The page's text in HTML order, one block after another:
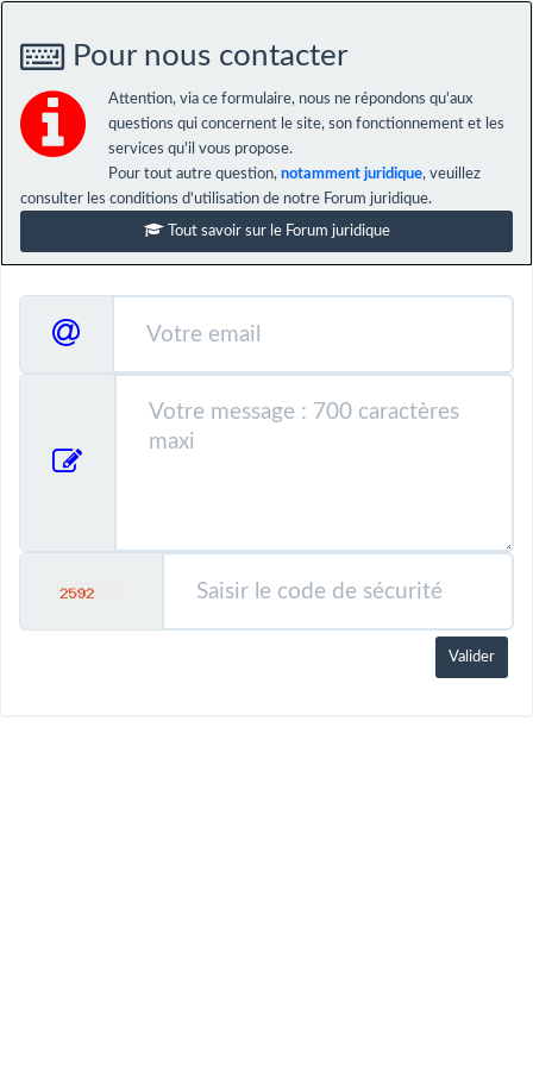
Pour nous contacter
Attention, via ce formulaire, nous ne répondons qu'aux
questions qui concernent le site, son fonctionnement et les
services qu'il vous propose.
Pour tout autre question,notamment juridique, veuillez
consulter les conditions d'utilisation de notre Forum juridique.
Tout savoir sur le Forum juridique